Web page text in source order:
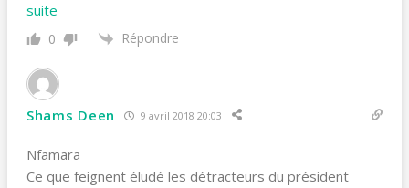
suite
0 Répondre
Shams Deen 9 avril 2018 20:03
Nfamara
Ce que feignent éludé les détracteurs du président